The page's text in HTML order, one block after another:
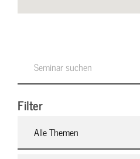
Filter
Alle Themen